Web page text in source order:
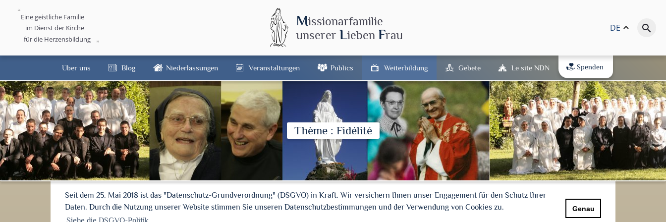
Eine geistliche Familie
im Dienst der Kirche
für die Herzensbildung
Missionarfamilie
unserer Lieben Frau
DE keyboard_arrow_up search
Über uns Blog Niederlassungen Veranstaltungen Publics Weiterbildung Gebete Le site NDN Spenden
Thème : Fidélité
Seit dem 25. Mai 2018 ist das "Datenschutz-Grundverordnung" (DSGVO) in Kraft. Wir versichern Ihnen unser Engagement für den Schutz Ihrer
Daten. Durch die Nutzung unserer Website stimmen Sie unseren Datenschutzbestimmungen und der Verwendung von Cookies zu.
Genau